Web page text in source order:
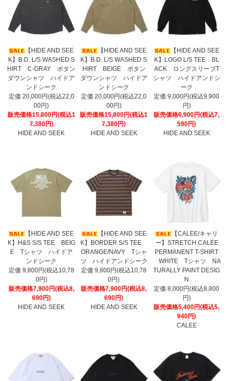
【HIDE AND SEE
K】B.D. L/S WASHED S
HIRT C-GRAY ボタン
ダウンシャツ ハイドア
ンドシーク
定価 20,000円(税込22,0
00円)
販売価格15,800円(税込1
7,380円)
HIDE AND SEEK
【HIDE AND SEE
K】B.D. L/S WASHED S
HIRT BEIGE ボタン
ダウンシャツ ハイドア
ンドシーク
定価 20,000円(税込22,0
00円)
販売価格15,800円(税込1
7,380円)
HIDE AND SEEK
【HIDE AND SEE
K】LOGO L/S TEE BL
ACK ロングスリーブT
シャツ ハイドアンドシ
ーク
定価 9,000円(税込9,900
円)
販売価格6,900円(税込7,
590円)
HIDE AND SEEK
【HIDE AND SEE
K】H&S S/S TEE BEIG
E Tシャツ ハイドア
ンドシーク
定価 9,800円(税込10,78
0円)
販売価格7,900円(税込8,
690円)
HIDE AND SEEK
【HIDE AND SEE
K】BORDER S/S TEE
ORANGE/NAVY Tシャ
ツ ハイドアンドシーク
定価 9,800円(税込10,78
0円)
販売価格7,900円(税込8,
690円)
HIDE AND SEEK
【CALEE/キャリ
ー】STRETCH CALEE
PERMANENT T-SHIRT
WHITE Tシャツ NA
TURALLY PAINT DESIG
N
定価 8,000円(税込8,800
円)
販売価格5,400円(税込5,
940円)
CALEE